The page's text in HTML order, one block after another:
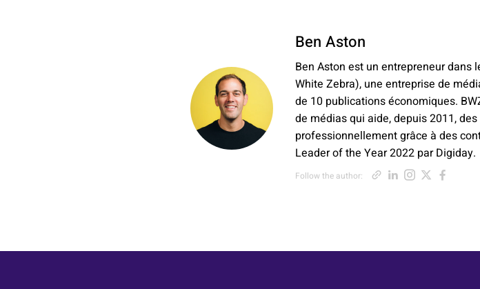
Ben Aston
Ben Aston est un entrepreneur dans
White Zebra), une entreprise de
de 10 publications économiques.
de médias qui aide, depuis 2011,
professionnellement grâce à des
Leader of the Year 2022 par Digiday.
Follow the author: Opens new
Opens
Opens